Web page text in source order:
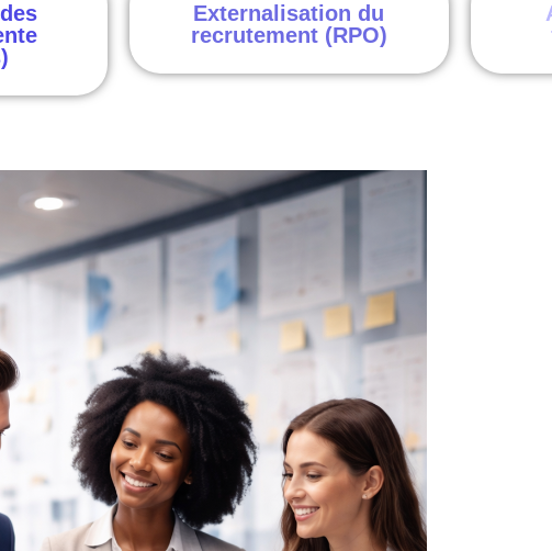
Externalisation du
recrutement (RPO)